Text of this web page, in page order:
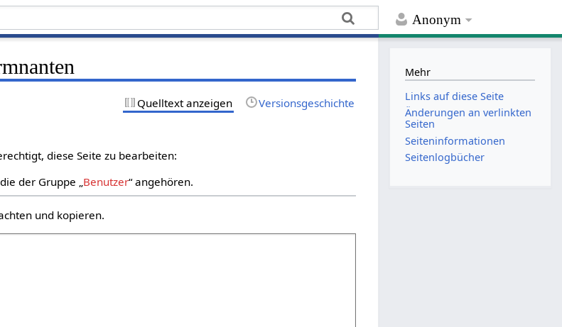
Anonym
Quelltext anzeigen Versionsgeschichte
diese Seite zu bearbeiten:
der Gruppe „Benutzer“ angehören.
und kopieren.
Mehr
Links auf diese Seite
Änderungen an verlinkten
Seiten
Seiten­­informationen
Seitenlogbücher